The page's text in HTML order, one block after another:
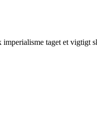
taget et vigtigt